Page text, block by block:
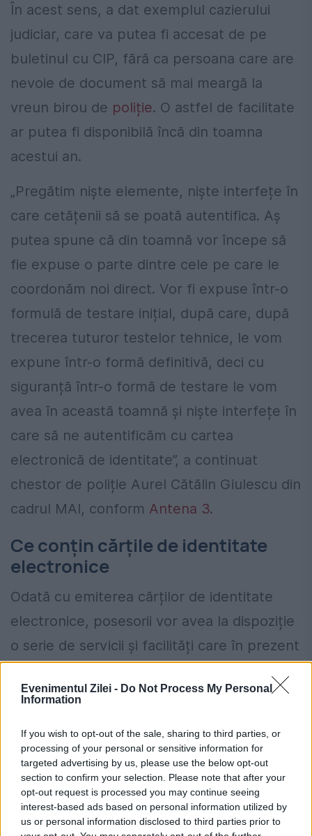
Evenimentul Zilei - Do Not Process My Personal
Information
If you wish to opt-out of the sale, sharing to third parties, or
processing of your personal or sensitive information for
targeted advertising by us, please use the below opt-out
section to confirm your selection. Please note that after your
opt-out request is processed you may continue seeing
interest-based ads based on personal information utilized by
us or personal information disclosed to third parties prior to
În acest sens, a dat exemplul cazierului
judiciar, care va putea fi accesat de pe
buletinul cu CIP, fără ca persoana care are
nevoie de document să mai meargă la
vreun birou de poliție. O astfel de facilitate
ar putea fi disponibilă încă din toamna
acestui an.
„Pregătim niște elemente, niște interfețe în
care cetățenii să se poată autentifica. Aș
putea spune că din toamnă vor începe să
fie expuse o parte dintre cele pe care le
coordonăm noi direct. Vor fi expuse într-o
formulă de testare inițial, după care, după
trecerea tuturor testelor tehnice, le vom
expune într-o formă definitivă, deci cu
siguranță într-o formă de testare le vom
avea în această toamnă și niște interfețe în
care să ne autentificăm cu cartea
electronică de identitate”, a continuat
chestor de poliție Aurel Cătălin Giulescu din
cadrul MAI, conform Antena 3.
Ce conțin cărțile de identitate
electronice
Odată cu emiterea cărților de identitate
electronice, posesorii vor avea la dispoziție
o serie de servicii și facilități care în prezent
În primul rând, din 2030, oricine va dori să
călătorească într-un alt stat al Uniunii
Europene nu o va mai putea decât cu
cartea de identitate electronică sau cu
pașaportul. Posesorii cărților de identitate
simple nu vor mai putea ieși din țară decât